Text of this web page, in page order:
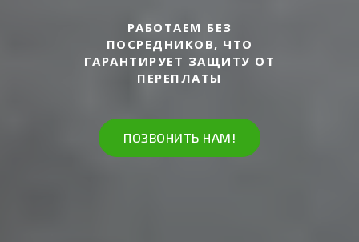
РАБОТАЕМ БЕЗ
ПОСРЕДНИКОВ, ЧТО
ГАРАНТИРУЕТ ЗАЩИТУ ОТ
ПЕРЕПЛАТЫ
ПОЗВОНИТЬ НАМ!